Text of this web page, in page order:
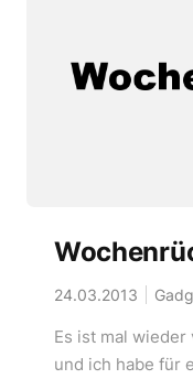
24.03.2013
Es ist mal
und ich habe für